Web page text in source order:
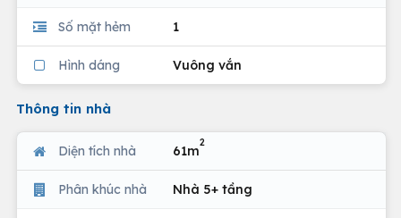
Số mặt hẻm 1
Hình dáng Vuông vắn
Thông tin nhà
Diện tích nhà 61m
2
Phân khúc nhà Nhà 5+ tầng